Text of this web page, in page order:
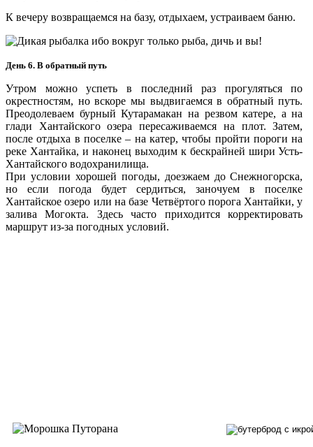
К вечеру возвращаемся на базу, отдыхаем, устраиваем баню.
День 6. В обратный путь
Утром можно успеть в последний раз прогуляться по
окрестностям, но вскоре мы выдвигаемся в обратный путь.
Преодолеваем бурный Кутарамакан на резвом катере, а на
глади Хантайского озера пересаживаемся на плот. Затем,
после отдыха в поселке – на катер, чтобы пройти пороги на
реке Хантайка, и наконец выходим к бескрайней шири Усть-
Хантайского водохранилища.
При условии хорошей погоды, доезжаем до Снежногорска,
но если погода будет сердиться, заночуем в поселке
Хантайское озеро или на базе Четвёртого порога Хантайки, у
залива Могокта. Здесь часто приходится корректировать
маршрут из-за погодных условий.